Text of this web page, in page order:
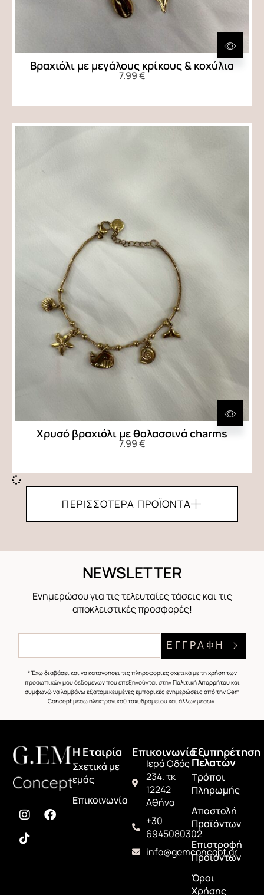
Βραχιόλι με μεγάλους κρίκους & κοχύλια
7.99€
Χρυσό βραχιόλι με θαλασσινά charms
7.99€
ΠΕΡΙΣΣΌΤΕΡΑ ΠΡΟΪΌΝΤΑ
NEWSLETTER
Ενημερώσου για τις τελευταίες τάσεις και τις
αποκλειστικές προσφορές!
ΕΓΓΡΑΦΗ
* Έχω διαβάσει και να κατανοήσει τις πληροφορίες σχετικά με τη χρήση των
προσωπικών μου δεδομένων που επεξηγούνται στηνΠολιτική Απορρήτουκαι
συμφωνώ να λαμβάνω εξατομικευμένες εμπορικές ενημερώσεις από την Gem
Concept μέσω ηλεκτρονικού ταχυδρομείου και άλλων μέσων.
H Εταιρία
Σχετικά με
εμάς
Επικοινωνία
Επικοινωνία
Ιερά Οδός
234. τκ
12242
Αθήνα
+30
6945080302
info@gemconcept.gr
Εξυπηρέτηση
Πελατών
Τρόποι
Πληρωμής
Αποστολή
Προϊόντων
Επιστροφή
Προϊόντων
Όροι
Χρήσης